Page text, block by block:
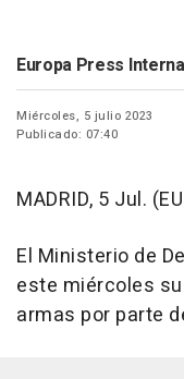
Europa Press
Miércoles, 5 julio 2023
Publicado: 07:40
MADRID, 5 Jul.
El Ministerio de
este miércoles
armas por parte